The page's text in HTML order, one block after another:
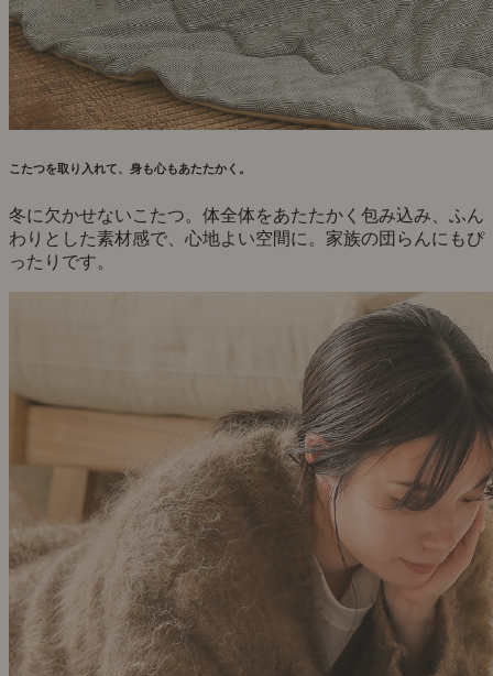
こたつを取り入れて、身も心もあたたかく。
冬に欠かせないこたつ。体全体をあたたかく包み込み、ふん
わりとした素材感で、心地よい空間に。家族の団らんにもぴ
ったりです。